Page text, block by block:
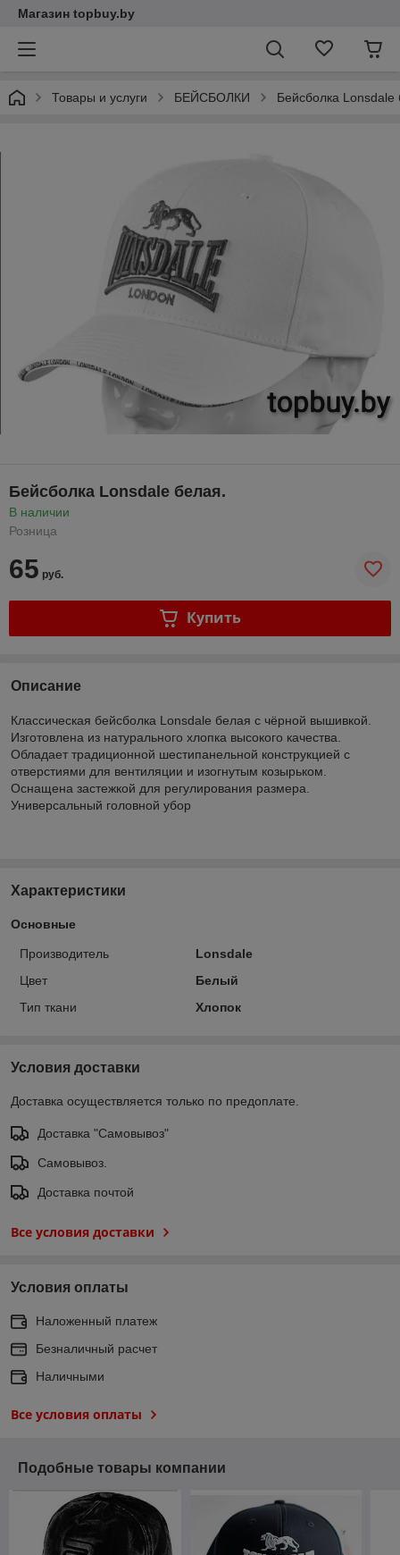
Магазин topbuy.by
Товары и услуги БЕЙСБОЛКИ Бейсболка Lonsdale
Бейсболка Lonsdale белая.
В наличии
Розница
65 руб.
Купить
Описание
Классическая бейсболка Lonsdale белая с чёрной вышивкой.
Изготовлена из натурального хлопка высокого качества.
Обладает традиционной шестипанельной конструкцией с
отверстиями для вентиляции и изогнутым козырьком.
Оснащена застежкой для регулирования размера.
Универсальный головной убор
Характеристики
Основные
Производитель
Lonsdale
Цвет
Белый
Тип ткани
Хлопок
Условия доставки
Доставка осуществляется только по предоплате.
Доставка "Самовывоз"
Самовывоз.
Доставка почтой
Все условия доставки
Условия оплаты
Наложенный платеж
Безналичный расчет
Наличными
Все условия оплаты
Подобные товары компании